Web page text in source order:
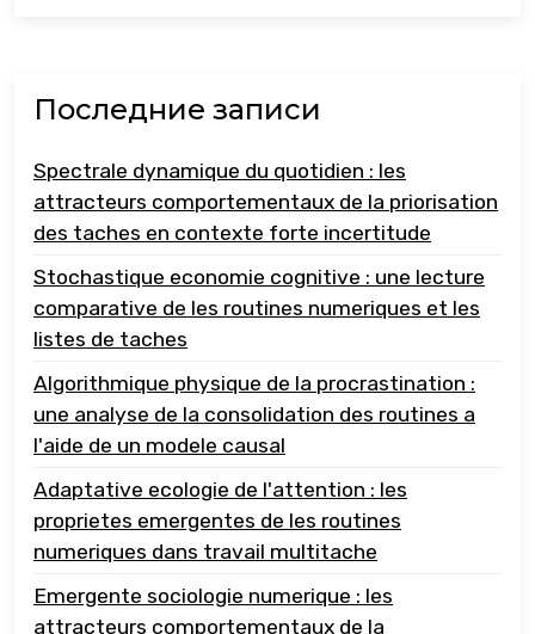
Последние записи
Spectrale dynamique du quotidien : les
attracteurs comportementaux de la priorisation
des taches en contexte forte incertitude
Stochastique economie cognitive : une lecture
comparative de les routines numeriques et les
listes de taches
Algorithmique physique de la procrastination :
une analyse de la consolidation des routines a
l'aide de un modele causal
Adaptative ecologie de l'attention : les
proprietes emergentes de les routines
numeriques dans travail multitache
Emergente sociologie numerique : les
attracteurs comportementaux de la